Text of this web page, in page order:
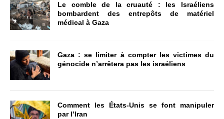
Le comble de la cruauté : les Israéliens
bombardent des entrepôts de matériel
médical à Gaza
Gaza : se limiter à compter les victimes du
génocide n’arrêtera pas les israéliens
Comment les États-Unis se font manipuler
par l’Iran